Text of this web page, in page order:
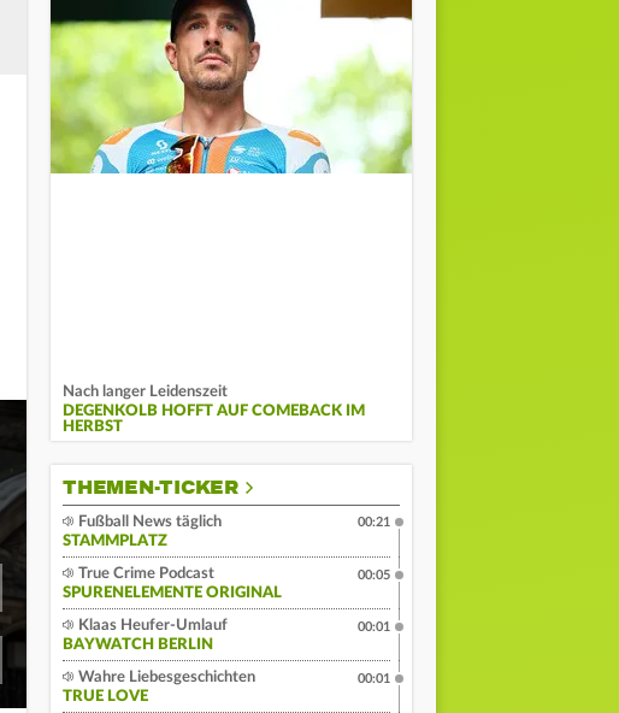
Nach langer Leidenszeit
DEGENKOLB HOFFT AUF COMEBACK IM
HERBST
THEMEN-TICKER
Fußball News täglich
STAMMPLATZ
00:21
True Crime Podcast
SPURENELEMENTE ORIGINAL
00:05
Klaas Heufer-Umlauf
BAYWATCH BERLIN
00:01
Wahre Liebesgeschichten
TRUE LOVE
00:01